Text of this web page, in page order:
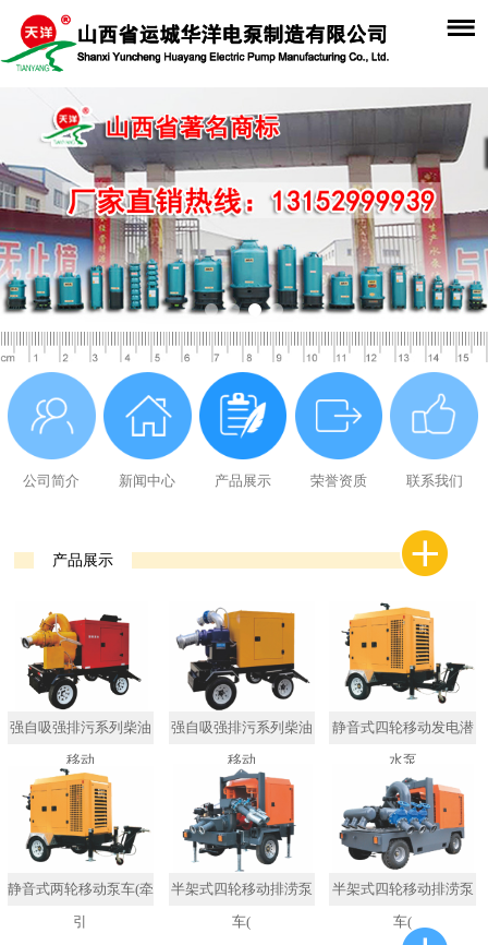
公司简介 新闻中心 产品展示 荣誉资质 联系我们
产品展示
强自吸强排污系列柴油
移动
强自吸强排污系列柴油
移动
静音式四轮移动发电潜
水泵
静音式两轮移动泵车(牵
引
半架式四轮移动排涝泵
车(
半架式四轮移动排涝泵
车(